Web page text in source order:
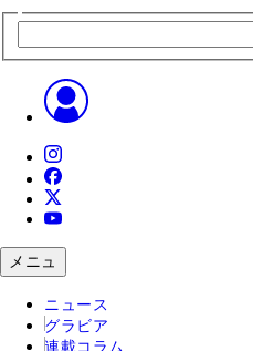
メニュ
ニュース
グラビア
連載コラム